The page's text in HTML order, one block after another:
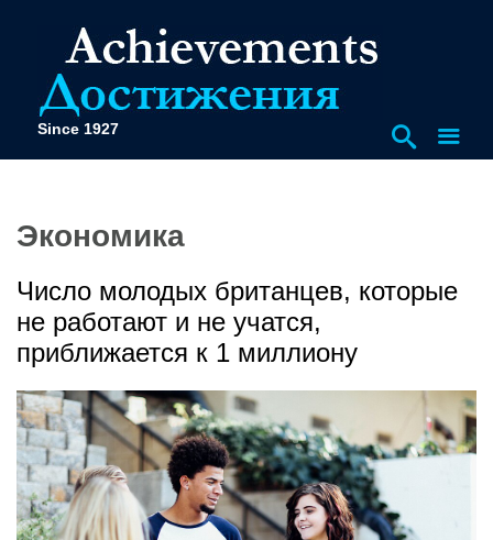
Since 1927
Экономика
Число молодых британцев, которые
не работают и не учатся,
приближается к 1 миллиону